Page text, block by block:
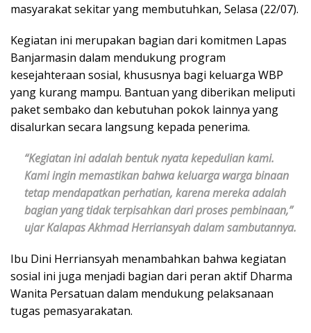
masyarakat sekitar yang membutuhkan, Selasa (22/07).
Kegiatan ini merupakan bagian dari komitmen Lapas
Banjarmasin dalam mendukung program
kesejahteraan sosial, khususnya bagi keluarga WBP
yang kurang mampu. Bantuan yang diberikan meliputi
paket sembako dan kebutuhan pokok lainnya yang
disalurkan secara langsung kepada penerima.
“Kegiatan ini adalah bentuk nyata kepedulian kami.
Kami ingin memastikan bahwa keluarga warga binaan
tetap mendapatkan perhatian, karena mereka adalah
bagian yang tidak terpisahkan dari proses pembinaan,”
ujar Kalapas Akhmad Herriansyah dalam sambutannya.
Ibu Dini Herriansyah menambahkan bahwa kegiatan
sosial ini juga menjadi bagian dari peran aktif Dharma
Wanita Persatuan dalam mendukung pelaksanaan
tugas pemasyarakatan.